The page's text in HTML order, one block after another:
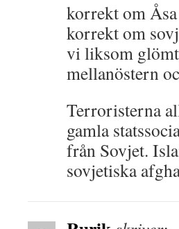
korrekt om
korrekt om
vi liksom
mellanöstern
Terroristerna
gamla
från Sovjet.
sovjetiska